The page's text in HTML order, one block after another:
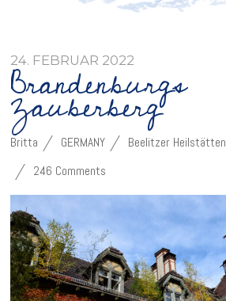
24. FEBRUAR 2022
Brandenburgs
Zauberberg
Britta GERMANY Beelitzer Heilstätten
246 Comments